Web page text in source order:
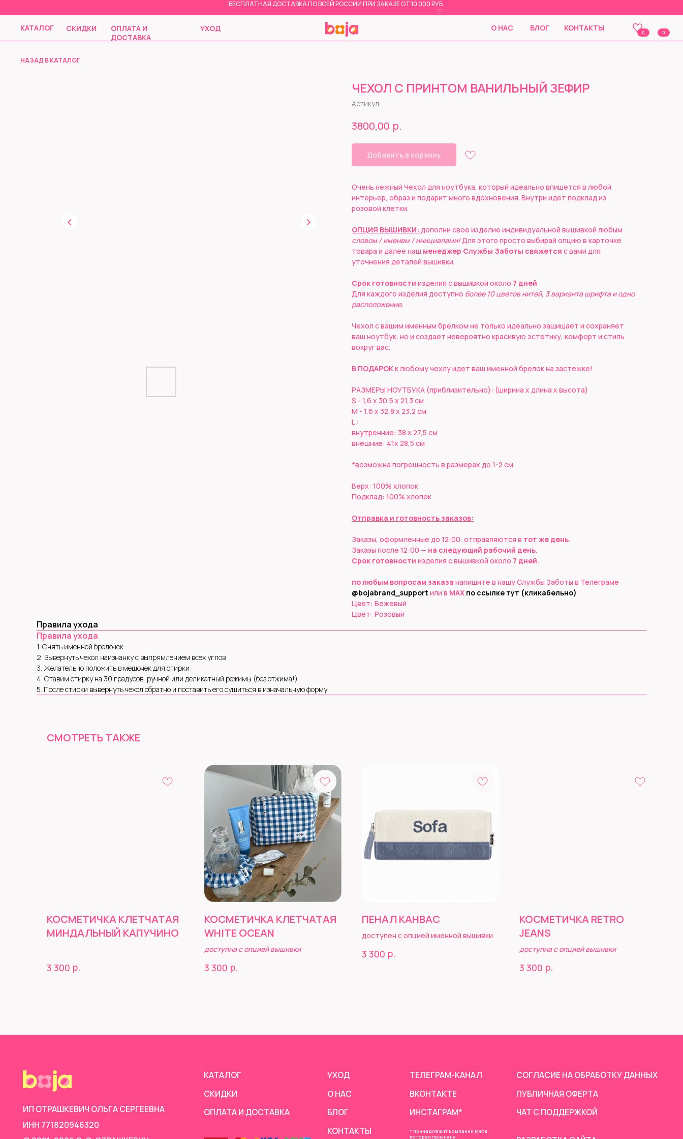
БЕСПЛАТНАЯ ДОСТАВКА ПО ВСЕЙ РОССИИ ПРИ ЗАКАЗЕ ОТ 10 000 РУБ
♡
КАТАЛОГ СКИДКИ
ОПЛАТА И
ДОСТАВКА
О НАС
УХОД БЛОГ КОНТАКТЫ 0 0
НАЗАД В КАТАЛОГ
ЧЕХОЛ С ПРИНТОМ ВАНИЛЬНЫЙ ЗЕФИР
Артикул:
3800,00 р.
Добавить в корзину
Очень нежный Чехол для ноутбука, который идеально впишется в любой
интерьер, образ и подарит много вдохновения. Внутри идет подклад из
розовой клетки.
ОПЦИЯ ВЫШИВКИ: дополни свое изделие индивидуальной вышивкой любым
словом / именем / инициалами!Для этого просто выбирай опцию в карточке
товара и далее наш менеджер Службы Заботы свяжется с вами для
уточнения деталей вышивки.
Срок готовности изделия с вышивкой около 7 дней
Для каждого изделия доступно более 10 цветов нитей, 3 варианта шрифта и одно
расположение.
Чехол с вашим именным брелком не только идеально защищает и сохраняет
ваш ноутбук, но и создает невероятно красивую эстетику, комфорт и стиль
вокруг вас.
В ПОДАРОКк любому чехлу идет ваш именной брелок на застежке!
РАЗМЕРЫ НОУТБУКА (приблизительно): (ширина x длина х высота)
S - 1,6 х 30,5 х 21,3 см
M - 1,6 х 32,8 х 23,2 см
L :
внутренние: 38 х 27,5 см
внешние: 41х 28,5 см
*возможна погрешность в размерах до 1-2 см
Верх: 100% хлопок
Подклад: 100% хлопок
Отправка и готовность заказов:
Заказы, оформленные до 12:00, отправляются в тот же день.
Заказы после 12:00 — на следующий рабочий день.
Срок готовности изделия с вышивкой около 7 дней.
по любым вопросам заказа напишите в нашу Службы Заботы в Телеграме
@bojabrand_support или в MAX по ссылке тут (кликабельно)
Цвет: Бежевый
Цвет: Розовый
Правила ухода
Правила ухода
1. Снять именной брелочек
2. Вывернуть чехол наизнанку с выпрямлением всех углов
3. Желательно положить в мешочек для стирки
4. Ставим стирку на 30 градусов, ручной или деликатный режимы (без отжима!)
5. После стирки вывернуть чехол обратно и поставить его сушиться в изначальную форму
СМОТРЕТЬ ТАКЖЕ
КОСМЕТИЧКА КЛЕТЧАТАЯ
МИНДАЛЬНЫЙ КАПУЧИНО
3 300 р.
КОСМЕТИЧКА КЛЕТЧАТАЯ
WHITE OCEAN
доступна с опцией вышивки
3 300 р.
ПЕНАЛ КАНВАС
доступен с опцией именной вышивки
3 300 р.
КОСМЕТИЧКА RETRO
JEANS
доступна с опцией вышивки
3 300 р.
ТЕЛЕГРАМ-КАНАЛ